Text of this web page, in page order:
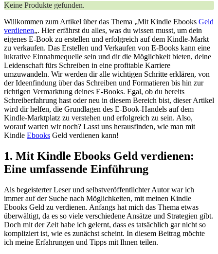
Keine Produkte gefunden.
‌Willkommen zum‍ Artikel über das Thema⁢ „Mit Kindle Ebooks Geld
verdienen„.​ Hier erfährst du alles, was du wissen ⁤musst,​ um dein⁤
eigenes E-Book zu ‌erstellen und erfolgreich auf dem ⁢Kindle-Markt
⁢zu ‍verkaufen. Das Erstellen ​und Verkaufen von E-Books ‍kann eine ​
lukrative Einnahmequelle sein und dir die Möglichkeit bieten, deine
Leidenschaft fürs Schreiben in eine profitable Karriere
umzuwandeln. Wir werden dir‍ alle wichtigen Schritte⁤ erklären, von
der Ideenfindung über ​das Schreiben und Formatieren bis hin zur
richtigen Vermarktung‍ deines E-Books. Egal, ob du bereits ​
Schreiberfahrung ‍hast oder neu in diesem‍ Bereich bist,⁣ dieser Artikel
wird dir helfen, die Grundlagen⁤ des E-Book-Handels auf dem
Kindle-Marktplatz zu verstehen und erfolgreich zu sein. Also,
worauf warten⁣ wir noch? Lasst⁣ uns herausfinden, wie man mit
Kindle Ebooks Geld verdienen kann!
1. Mit Kindle Ebooks Geld verdienen:
Eine ​umfassende Einführung
Als begeisterter Leser und selbstveröffentlichter Autor war ich
immer auf der Suche nach Möglichkeiten, ​mit ⁢meinen Kindle
Ebooks ⁢Geld zu verdienen. Anfangs hat mich das Thema etwas
überwältigt, ⁣da es so viele verschiedene Ansätze und Strategien​ gibt.
Doch mit der ‍Zeit habe ich gelernt, dass‌ es ⁣tatsächlich gar nicht⁤ so
kompliziert ist, wie es zunächst scheint. In diesem Beitrag ‌möchte
ich meine⁢ Erfahrungen und Tipps ‍mit Ihnen ⁣teilen.